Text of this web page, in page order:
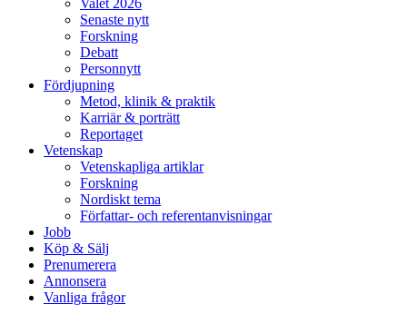
Valet 2026
Senaste nytt
Forskning
Debatt
Personnytt
Fördjupning
Metod, klinik & praktik
Karriär & porträtt
Reportaget
Vetenskap
Vetenskapliga artiklar
Forskning
Nordiskt tema
Författar- och referentanvisningar
Jobb
Köp & Sälj
Prenumerera
Annonsera
Vanliga frågor